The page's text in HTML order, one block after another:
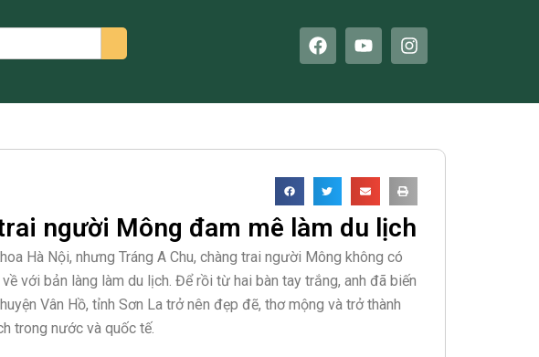
F
a
b
o
Y
o
u
e
I
n
a
r
m
người Mông đam mê làm du lịch
Hà Nội, nhưng Tráng A Chu, chàng trai người Mông không có
với bản làng làm du lịch. Để rồi từ hai bàn tay trắng, anh đã biến
Vân Hồ, tỉnh Sơn La trở nên đẹp đẽ, thơ mộng và trở thành
trong nước và quốc tế.